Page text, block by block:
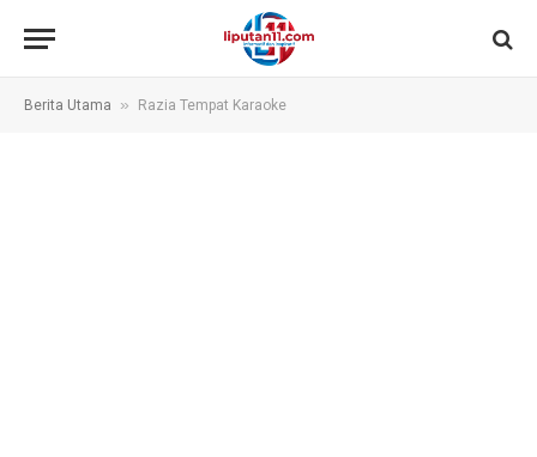
Berita Utama » Razia Tempat Karaoke